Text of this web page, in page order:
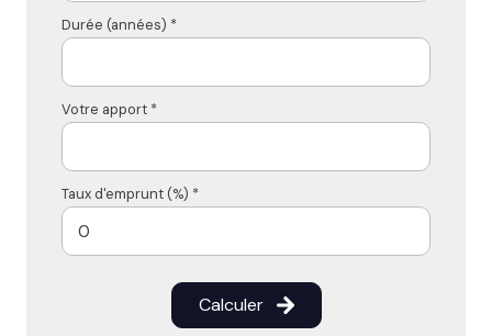
Durée (années) *
Votre apport *
Taux d'emprunt (%) *
Calculer